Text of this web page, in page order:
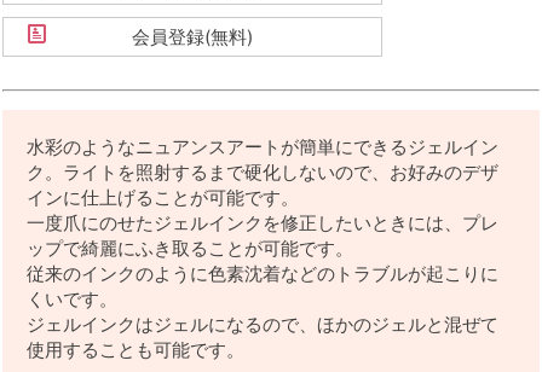
会員登録(無料)
水彩のようなニュアンスアートが簡単にできるジェルイン
ク。ライトを照射するまで硬化しないので、お好みのデザ
インに仕上げることが可能です。
一度爪にのせたジェルインクを修正したいときには、プレ
ップで綺麗にふき取ることが可能です。
従来のインクのように色素沈着などのトラブルが起こりに
くいです。
ジェルインクはジェルになるので、ほかのジェルと混ぜて
使用することも可能です。